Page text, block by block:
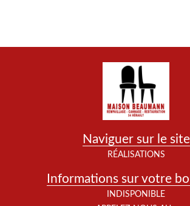
Naviguer sur le site
RÉALISATIONS
Informations sur votre
INDISPONIBLE